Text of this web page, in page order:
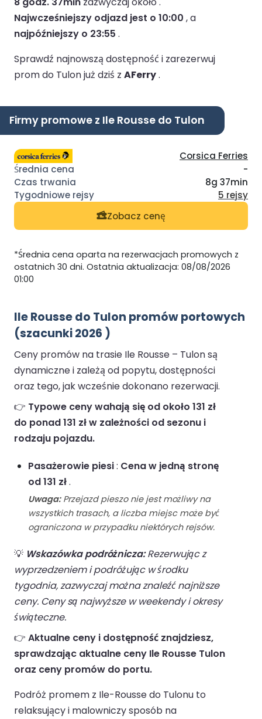
Najwcześniejszy odjazd jest o 10:00 , a
najpóźniejszy o 23:55 .
Sprawdź najnowszą dostępność i zarezerwuj
prom do Tulon już dziś z AFerry.
Firmy promowe z Ile Rousse do Tulon
Corsica Ferries
-
8g 37min
5 rejsy
Zobacz cenę
*Średnia cena oparta na rezerwacjach promowych z
ostatnich 30 dni. Ostatnia aktualizacja: 08/08/2026
01:00
Ile Rousse do Tulon promów portowych
(szacunki 2026 )
Ceny promów na trasie Ile Rousse – Tulon są
dynamiczne i zależą od popytu, dostępności
oraz tego, jak wcześnie dokonano rezerwacji.
👉 Typowe ceny wahają się od około 131 zł
do ponad 131 zł w zależności od sezonu i
rodzaju pojazdu.
Pasażerowie piesi: Cena w jedną stronę
od 131 zł.
Uwaga:Przejazd pieszo nie jest możliwy na
wszystkich trasach, a liczba miejsc może być
ograniczona w przypadku niektórych rejsów.
💡 Wskazówka podróżnicza:Rezerwując z
wyprzedzeniem i podróżując w środku
tygodnia, zazwyczaj można znaleźć najniższe
ceny. Ceny są najwyższe w weekendy i okresy
świąteczne.
👉 Aktualne ceny i dostępność znajdziesz,
sprawdzając aktualne ceny Ile Rousse Tulon
oraz ceny promów do portu.
Podróż promem z Ile-Rousse do Tulonu to
relaksujący i malowniczy sposób na